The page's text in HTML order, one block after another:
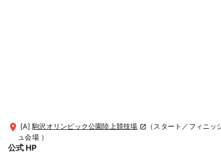
[A] 駒沢オリンピック公園陸上競技場
（スタート／フィニッ
ュ会場 ）
公式 HP